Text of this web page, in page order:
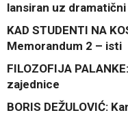
lansiran uz
KAD STUDENTI NA
Memorandum 2 – isti
FILOZOFIJA
zajednice
BORIS DEŽULOVIĆ: